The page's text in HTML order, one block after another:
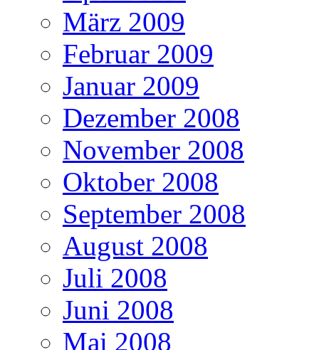
März 2009
Februar 2009
Januar 2009
Dezember 2008
November 2008
Oktober 2008
September 2008
August 2008
Juli 2008
Juni 2008
Mai 2008